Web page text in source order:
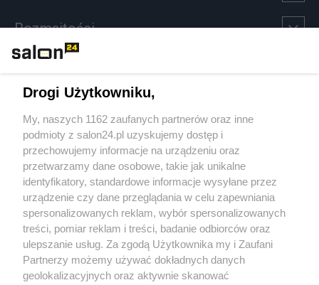
Rozmaitości
Sport
Społeczeństwo
Kultura
X Facebook Instagram Youtube
Drogi Użytkowniku,
My, naszych 1162 zaufanych partnerów oraz inne
podmioty z salon24.pl uzyskujemy dostęp i
przechowujemy informacje na urządzeniu oraz
przetwarzamy dane osobowe, takie jak unikalne
identyfikatory, standardowe informacje wysyłane przez
urządzenie czy dane przeglądania w celu zapewniania
spersonalizowanych reklam, wybór spersonalizowanych
treści, pomiar reklam i treści, badanie odbiorców oraz
ulepszanie usług. Za zgodą Użytkownika my i Zaufani
Partnerzy możemy używać dokładnych danych
geolokalizacyjnych oraz aktywnie skanować